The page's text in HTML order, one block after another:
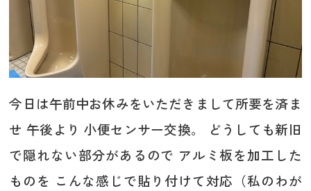
今日は午前中お休みをいただきまして所要を済ま
せ 午後より 小便センサー交換。 どうしても新旧
で隠れない部分があるので アルミ板を加工した
ものを こんな感じで貼り付けて対応（私のわが